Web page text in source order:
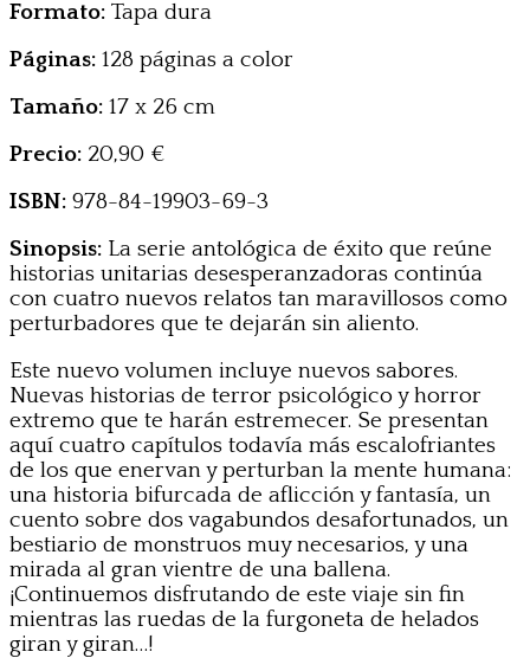
Formato: Tapa dura
Páginas: 128 páginas a color
Tamaño: 17 x 26 cm
Precio: 20,90 €
ISBN: 978-84-19903-69-3
Sinopsis: La serie antológica de éxito que reúne
historias unitarias desesperanzadoras continúa
con cuatro nuevos relatos tan maravillosos como
perturbadores que te dejarán sin aliento.
Este nuevo volumen incluye nuevos sabores.
Nuevas historias de terror psicológico y horror
extremo que te harán estremecer. Se presentan
aquí cuatro capítulos todavía más escalofriantes
de los que enervan y perturban la mente humana:
una historia bifurcada de aflicción y fantasía, un
cuento sobre dos vagabundos desafortunados, un
bestiario de monstruos muy necesarios, y una
mirada al gran vientre de una ballena.
¡Continuemos disfrutando de este viaje sin fin
mientras las ruedas de la furgoneta de helados
giran y giran…!